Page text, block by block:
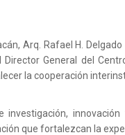
Arq. Rafael H.
General del
la cooperación
investigación,
que fortalezcan la